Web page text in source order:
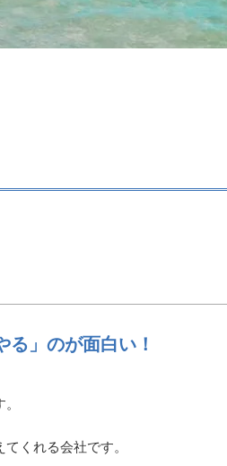
る」のが面白い！
くれる会社です。